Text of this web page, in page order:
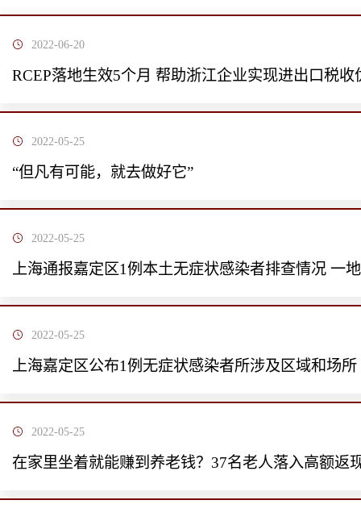
2022-06-20
RCEP落地生效5个月 帮助浙江企业实现进出口税收
2022-05-25
“但凡有可能，就去做好它”
2022-05-25
上海通报嘉定区1例本土无症状感染者排查情况 一
2022-05-25
上海嘉定区公布1例无症状感染者所涉及区域和场所
2022-05-25
在家里坐着就能赚到养老钱？37名老人落入高额返